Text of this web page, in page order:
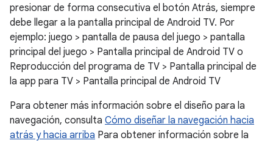
presionar de forma consecutiva el botón Atrás, siempre
debe llegar a la pantalla principal de Android TV. Por
ejemplo: juego > pantalla de pausa del juego > pantalla
principal del juego > Pantalla principal de Android TV o
Reproducción del programa de TV > Pantalla principal de
la app para TV > Pantalla principal de Android TV
Para obtener más información sobre el diseño para la
navegación, consulta Cómo diseñar la navegación hacia
atrás y hacia arriba Para obtener información sobre la